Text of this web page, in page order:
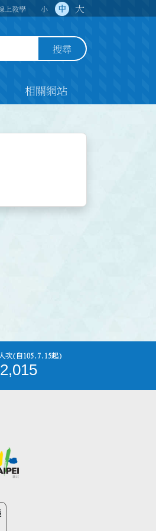
上教學 小 中 大
搜尋
相關網站
次(自105.7.15起)